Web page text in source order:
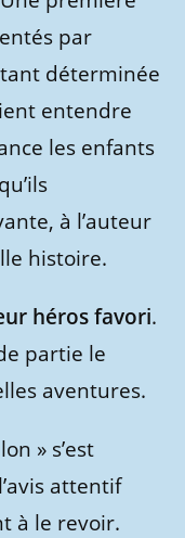
par
déterminée
entendre
les enfants
à l’auteur
histoire.
héros favori.
partie le
aventures.
» s’est
attentif
à le revoir.